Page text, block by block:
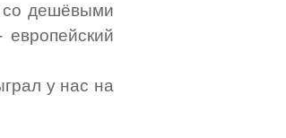
со дешёвыми
у нас на